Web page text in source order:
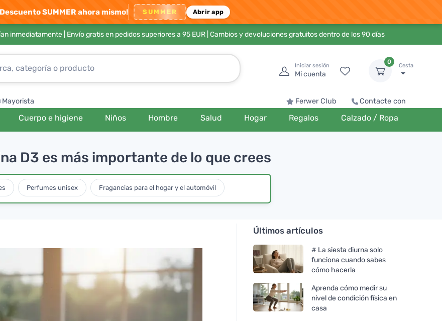
SUMMER ahora mismo! SUMMER Abrir app
inmediatamente | Envío gratis en pedidos superiores a 95 EUR| Cambios y devoluciones gratuitos dentro de los 90 días
Iniciar sesión
Mi cuenta
0
Cesta
Mayorista Ferwer Club Contacte con
Cuerpo e higiene Niños Hombre Salud Hogar Regalos Calzado / Ropa
D3 es más importante de lo que crees
Perfumes unisex Fragancias para el hogar y el automóvil
Últimos artículos
# La siesta diurna solo
funciona cuando sabes
cómo hacerla
Aprenda cómo medir su
nivel de condición física en
casa